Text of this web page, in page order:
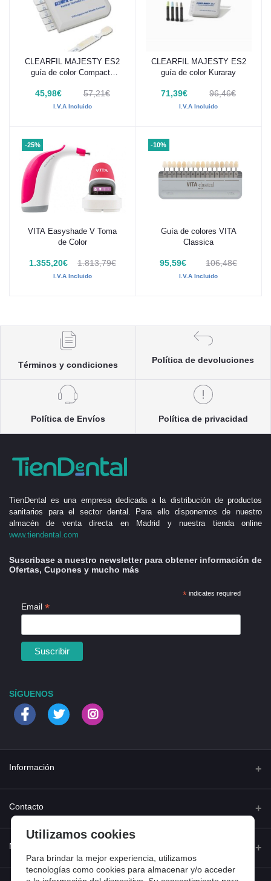
Añadir al carrito
CLEARFIL MAJESTY ES2
guía de color Compacta
45,98€ 57,21€
I.V.A Incluido
Añadir al carrito
CLEARFIL MAJESTY ES2
guía de color Kuraray
71,39€ 96,46€
I.V.A Incluido
-25%
Añadir al carrito
VITA Easyshade V Toma
de Color
1.355,20€ 1.813,79€
I.V.A Incluido
-10%
Añadir al carrito
Guía de colores VITA
Classica
95,59€ 106,48€
I.V.A Incluido
Términos y condiciones
Política de devoluciones
Política de Envíos Política de privacidad
TienDental es una empresa dedicada a la distribución de productos
sanitarios para el sector dental. Para ello disponemos de nuestro
almacén de venta directa en Madrid y nuestra tienda online
www.tiendental.com
Suscribase a nuestro newsletter para obtener información de
Ofertas, Cupones y mucho más
*indicates required
Email *
SÍGUENOS
Información
Quienes somos
Preguntas frecuentes
Contacto
Calle Ferraz 42, Madrid
Mi cuenta
Utilizamos cookies
Para brindar la mejor experiencia, utilizamos
tecnologías como cookies para almacenar y/o acceder